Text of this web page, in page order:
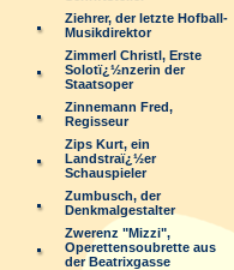
Ziehrer, der letzte Hofball-
Musikdirektor
Zimmerl Christl, Erste
Solotï¿½nzerin der
Staatsoper
Zinnemann Fred,
Regisseur
Zips Kurt, ein
Landstraï¿½er
Schauspieler
Zumbusch, der
Denkmalgestalter
Zwerenz "Mizzi",
Operettensoubrette aus
der Beatrixgasse